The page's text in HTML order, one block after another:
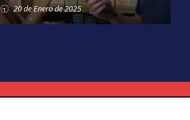
20 deEnerode 2025